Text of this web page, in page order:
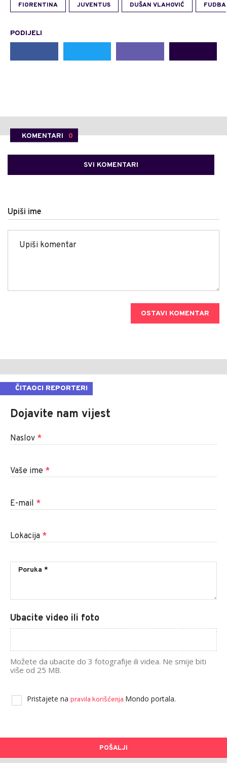
FIORENTINA JUVENTUS DUŠAN VLAHOVIĆ
PODIJELI
KOMENTARI 0
SVI KOMENTARI
Upiši ime
OSTAVI KOMENTAR
ČITAOCI REPORTERI
Dojavite nam vijest
Naslov *
Vaše ime *
E-mail *
Lokacija *
Ubacite video ili foto
Možete da ubacite do 3 fotografije ili videa. Ne smije biti
više od 25 MB.
Pristajete na pravila korišćenja Mondo portala.
POŠALJI